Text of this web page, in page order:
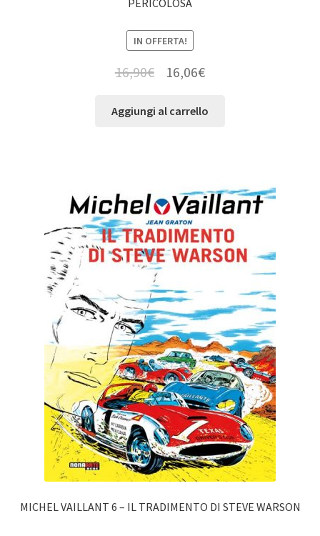
IN OFFERTA!
16,90€ 16,06€
Aggiungi al carrello
MICHEL VAILLANT 6 – IL TRADIMENTO DI STEVE WARSON